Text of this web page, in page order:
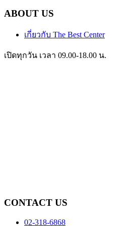
ABOUT US
เกี่ยวกับ The Best Center
เปิดทุกวัน เวลา 09.00-18.00 น.
CONTACT US
02-318-6868